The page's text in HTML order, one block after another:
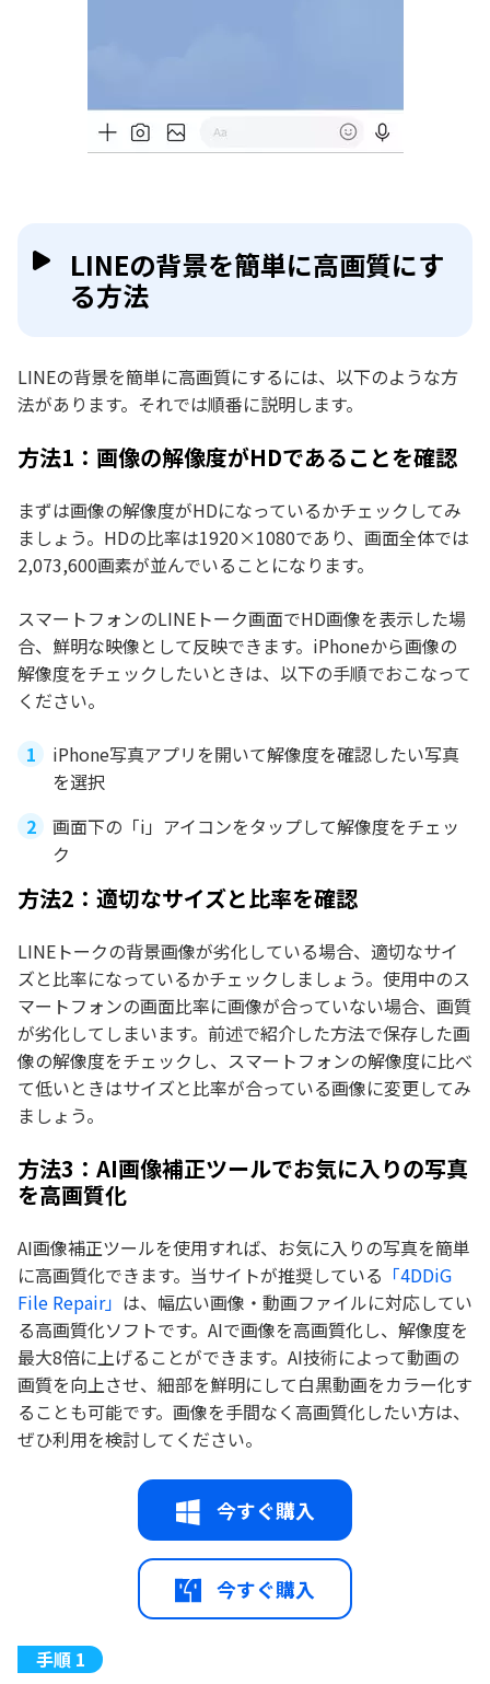
LINEの背景を簡単に高画質にす
る方法
LINEの背景を簡単に高画質にするには、以下のような方
法があります。それでは順番に説明します。
方法1：画像の解像度がHDであることを確認
まずは画像の解像度がHDになっているかチェックしてみ
ましょう。HDの比率は1920×1080であり、画面全体では
2,073,600画素が並んでいることになります。
スマートフォンのLINEトーク画面でHD画像を表示した場
合、鮮明な映像として反映できます。iPhoneから画像の
解像度をチェックしたいときは、以下の手順でおこなって
ください。
iPhone写真アプリを開いて解像度を確認したい写真
を選択
画面下の「i」アイコンをタップして解像度をチェッ
ク
方法2：適切なサイズと比率を確認
LINEトークの背景画像が劣化している場合、適切なサイ
ズと比率になっているかチェックしましょう。使用中のス
マートフォンの画面比率に画像が合っていない場合、画質
が劣化してしまいます。前述で紹介した方法で保存した画
像の解像度をチェックし、スマートフォンの解像度に比べ
て低いときはサイズと比率が合っている画像に変更してみ
ましょう。
方法3：AI画像補正ツールでお気に入りの写真
を高画質化
AI画像補正ツールを使用すれば、お気に入りの写真を簡単
に高画質化できます。当サイトが推奨している 「4DDiG
File Repair」 は、幅広い画像・動画ファイルに対応してい
る高画質化ソフトです。AIで画像を高画質化し、解像度を
最大8倍に上げることができます。AI技術によって動画の
画質を向上させ、細部を鮮明にして白黒動画をカラー化す
ることも可能です。画像を手間なく高画質化したい方は、
ぜひ利用を検討してください。
今すぐ購入
今すぐ購入